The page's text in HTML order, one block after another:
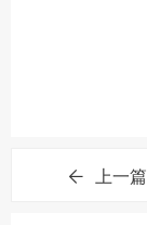
上一篇